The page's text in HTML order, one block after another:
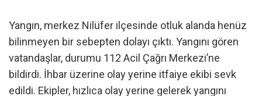
Yangın, merkez Nilüfer ilçesinde otluk alanda henüz
bilinmeyen bir sebepten dolayı çıktı. Yangını gören
vatandaşlar, durumu 112 Acil Çağrı Merkezi’ne
bildirdi. İhbar üzerine olay yerine itfaiye ekibi sevk
edildi. Ekipler, hızlıca olay yerine gelerek yangını